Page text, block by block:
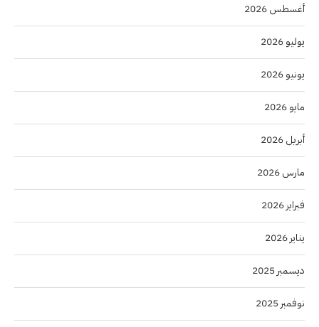
أغسطس 2026
يوليو 2026
يونيو 2026
مايو 2026
أبريل 2026
مارس 2026
فبراير 2026
يناير 2026
ديسمبر 2025
نوفمبر 2025